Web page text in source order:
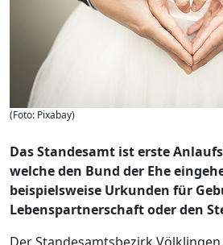
(Foto: Pixabay)
Das Standesamt ist erste
welche den Bund der Ehe
beispielsweise Urkunden für
Lebenspartnerschaft oder den